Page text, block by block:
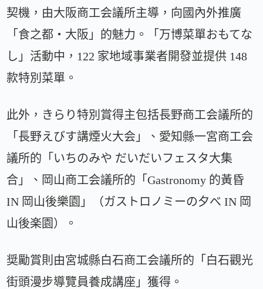
契機，由大阪商工会議所主導，向國內外推廣
「食之都・大阪」的魅力。「万博菜單おもてな
し」活動中，122 家地域事業者開發並提供 148
款特別菜單。
此外，きらり特別賞得主包括長野商工会議所的
「長野えびす講煙火大会」、愛知縣一宮商工会
議所的「いちのみや だいだいフェスタ大集
合」、岡山商工会議所的「Gastronomy 的黃昏
IN 岡山後樂園」（ガストロノミーの夕べ IN 岡
山後楽園）。
奨勵賞則由宮城縣白石商工会議所的「白石觀光
街頭漫步導覽員養成講座」獲得。